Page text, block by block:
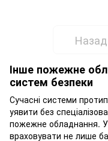
Назад
Інше пожежне
систем безпеки
Сучасні системи
уявити без
пожежне обладнання.
враховувати не лише